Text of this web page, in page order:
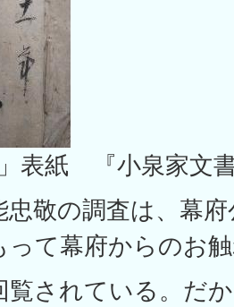
」表紙 『小泉家文
忠敬の調査は、幕
って幕府からのお
覧されている。だ